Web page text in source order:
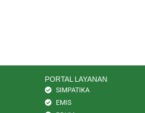
PORTAL LAYANAN
SIMPATIKA
EMIS